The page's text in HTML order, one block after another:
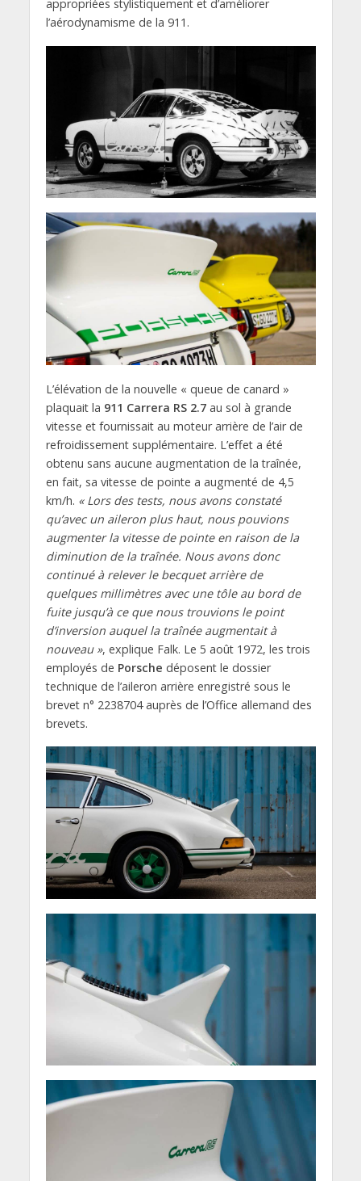
appropriées stylistiquement et d’améliorer
l’aérodynamisme de la 911.
L’élévation de la nouvelle « queue de canard »
plaquait la 911 Carrera RS 2.7au sol à grande
vitesse et fournissait au moteur arrière de l’air de
refroidissement supplémentaire. L’effet a été
obtenu sans aucune augmentation de la traînée,
en fait, sa vitesse de pointe a augmenté de 4,5
km/h. « Lors des tests, nous avons constaté
qu’avec un aileron plus haut, nous pouvions
augmenter la vitesse de pointe en raison de la
diminution de la traînée. Nous avons donc
continué à relever le becquet arrière de
quelques millimètres avec une tôle au bord de
fuite jusqu’à ce que nous trouvions le point
d’inversion auquel la traînée augmentait à
nouveau », explique Falk. Le 5 août 1972, les trois
employés de Porsche déposent le dossier
technique de l’aileron arrière enregistré sous le
brevet n° 2238704 auprès de l’Office allemand des
brevets.